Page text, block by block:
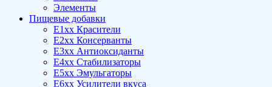
Элементы
Пищевые добавки
E1xx Красители
E2xx Консерванты
E3xx Антиоксиданты
E4xx Стабилизаторы
E5xx Эмульгаторы
E6xx Усилители вкуса